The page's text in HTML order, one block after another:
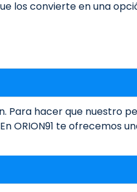
los convierte en una
hacer que nuestro
ORION91 te ofrecemos